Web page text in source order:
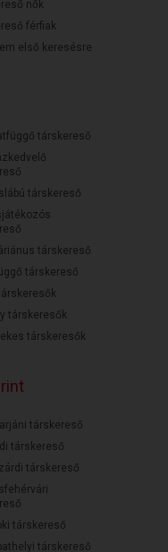
nők
férfiak
első keresésre
társkereső
társkereső
társkereső
társkereső
társkeresők
társkeresők
társkereső
társkereső
társkereső
társkereső
társkereső